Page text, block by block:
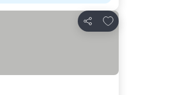
Compartir
Añadir a favoritos